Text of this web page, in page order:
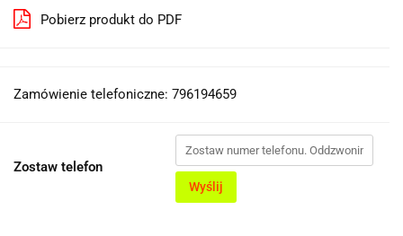
Pobierz produkt do PDF
Zamówienie telefoniczne: 796194659
Zostaw telefon
Wyślij